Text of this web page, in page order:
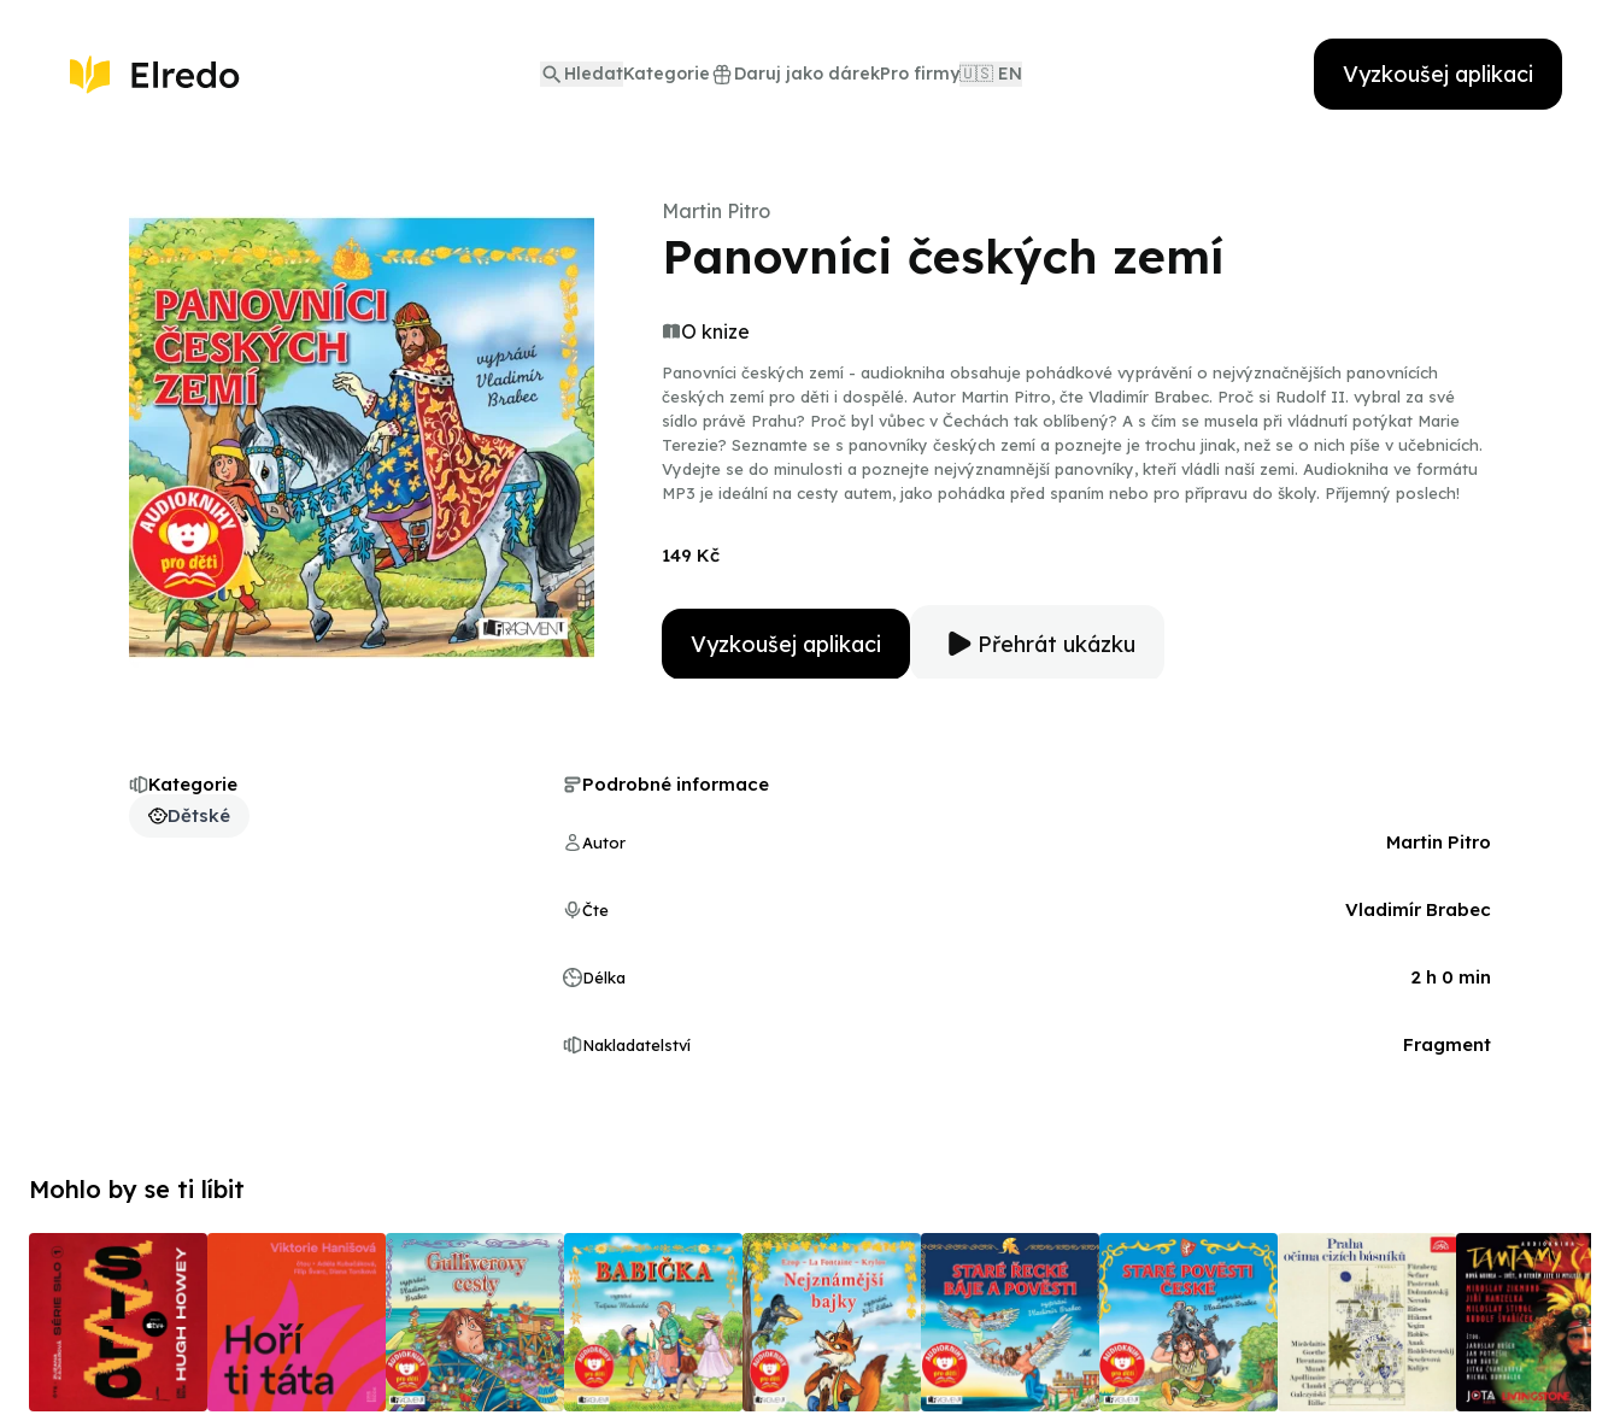
HledatKategorie Daruj jako dárekPro firmy🇺🇸 EN Vyzkoušej aplikaci
Martin Pitro
Panovníci českých zemí
O knize
Panovníci českých zemí - audiokniha obsahuje pohádkové vyprávění o nejvýznačnějších panovnících
českých zemí pro děti i dospělé. Autor Martin Pitro, čte Vladimír Brabec. Proč si Rudolf II. vybral za své
sídlo právě Prahu? Proč byl vůbec v Čechách tak oblíbený? A s čím se musela při vládnutí potýkat Marie
Terezie? Seznamte se s panovníky českých zemí a poznejte je trochu jinak, než se o nich píše v učebnicích.
Vydejte se do minulosti a poznejte nejvýznamnější panovníky, kteří vládli naší zemi. Audiokniha ve formátu
MP3 je ideální na cesty autem, jako pohádka před spaním nebo pro přípravu do školy. Příjemný poslech!
149 Kč
Vyzkoušej aplikaci Přehrát ukázku
Kategorie
Dětské
Podrobné informace
Autor Martin Pitro
Čte Vladimír Brabec
Délka 2 h 0 min
Nakladatelství Fragment
Mohlo by se ti líbit